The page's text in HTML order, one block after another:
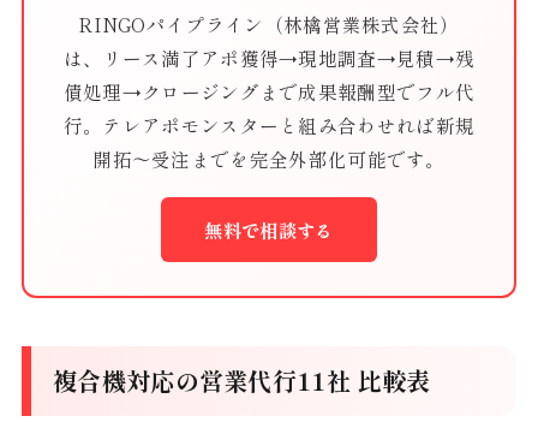
RINGOパイプライン（林檎営業株式会社）
は、リース満了アポ獲得→現地調査→見積→残
債処理→クロージングまで成果報酬型でフル代
行。テレアポモンスターと組み合わせれば新規
開拓〜受注までを完全外部化可能です。
無料で相談する
複合機対応の営業代行11社 比較表